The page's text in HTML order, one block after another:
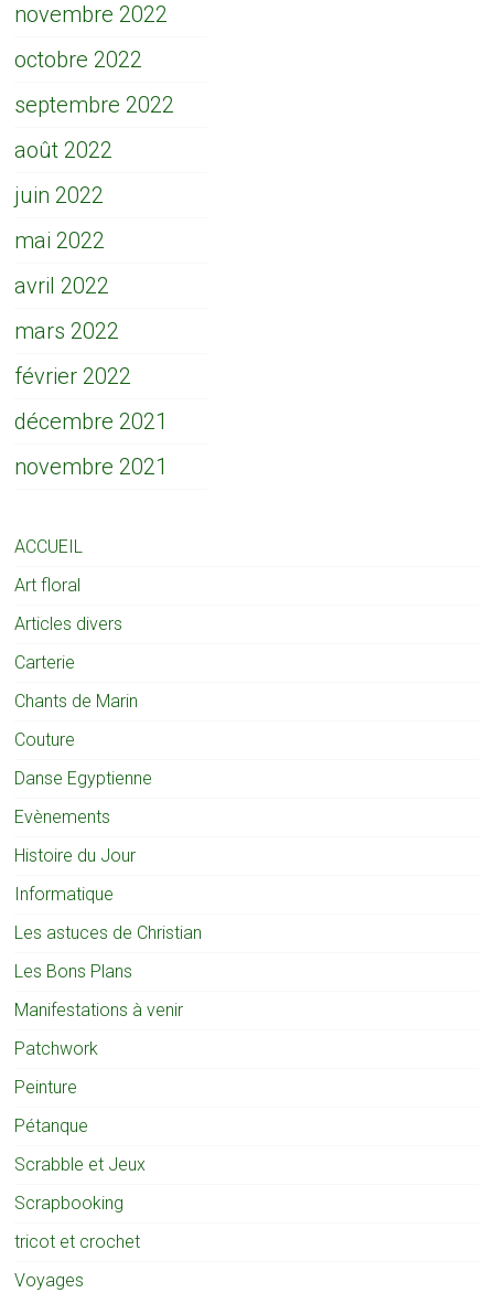
novembre 2022
octobre 2022
septembre 2022
août 2022
juin 2022
mai 2022
avril 2022
mars 2022
février 2022
décembre 2021
novembre 2021
ACCUEIL
Art floral
Articles divers
Carterie
Chants de Marin
Couture
Danse Egyptienne
Evènements
Histoire du Jour
Informatique
Les astuces de Christian
Les Bons Plans
Manifestations à venir
Patchwork
Peinture
Pétanque
Scrabble et Jeux
Scrapbooking
tricot et crochet
Voyages